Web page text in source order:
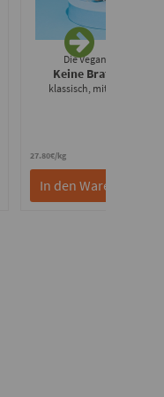
Die Vegane Fleischerei
Keine Bratwurst
klassisch, mit knackigem
27.80€/kg
In den Warenkorb